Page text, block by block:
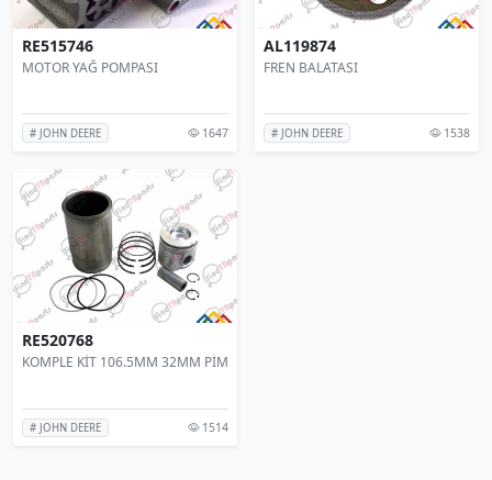
RE515746
MOTOR YAĞ POMPASI
# JOHN DEERE 1647
AL119874
FREN BALATASI
# JOHN DEERE 1538
RE520768
KOMPLE KİT 106.5MM 32MM PİM
# JOHN DEERE 1514